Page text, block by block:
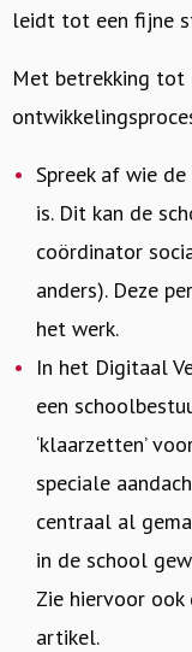
leidt tot een fijne
Met betrekking tot
Spreek af wie
is. Dit kan de
coördinator
anders). Deze
het werk.
In het Digitaal
een
‘klaarzetten’
speciale
centraal al
in de school
Zie hiervoor
artikel.